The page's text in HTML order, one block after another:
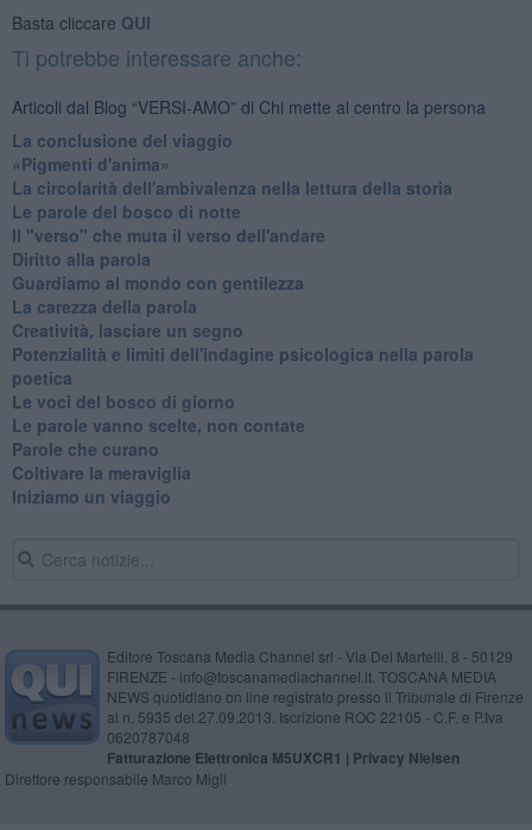
Basta cliccare QUI
Ti potrebbe interessare anche:
Articoli dal Blog “VERSI-AMO” di Chi mette al centro la persona
La conclusione del viaggio
​«Pigmenti d'anima»
La circolarità dell'ambivalenza nella lettura della storia
Le parole del bosco di notte
Il "verso" che muta il verso dell'andare
Diritto alla parola
​Guardiamo al mondo con gentilezza
La carezza della parola
Creatività, lasciare un segno
Potenzialità e limiti dell'indagine psicologica nella parola
poetica
Le voci del bosco di giorno
Le parole vanno scelte, non contate
Parole che curano
Coltivare la meraviglia
Iniziamo un viaggio
Editore Toscana Media Channel srl - Via Dei Martelli, 8 - 50129
FIRENZE - info@toscanamediachannel.it. TOSCANA MEDIA
NEWS quotidiano on line registrato presso il Tribunale di Firenze
al n. 5935 del 27.09.2013. Iscrizione ROC 22105 - C.F. e P.Iva
0620787048
Fatturazione Elettronica M5UXCR1 | Privacy Nielsen
Direttore responsabile Marco Migli